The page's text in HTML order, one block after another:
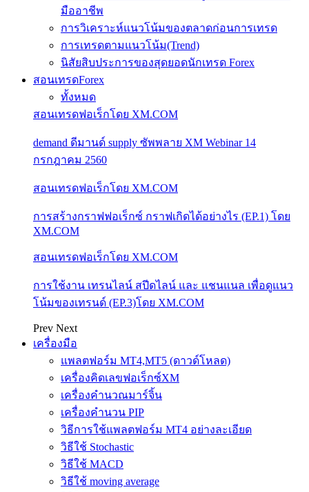
มืออาชีพ
การวิเคราะห์แนวโน้มของตลาดก่อนการเทรด
การเทรดตามแนวโน้ม(Trend)
นิสัยสิบประการของสุดยอดนักเทรด Forex
สอนเทรดForex
ทั้งหมด
สอนเทรดฟอเร็กโดย XM.COM
demand ดีมานด์ supply ซัพพลาย XM Webinar 14
กรกฎาคม 2560
สอนเทรดฟอเร็กโดย XM.COM
การสร้างกราฟฟอเร็กซ์ กราฟเกิดได้อย่างไร (EP.1) โดย
XM.COM
สอนเทรดฟอเร็กโดย XM.COM
การใช้งาน เทรนไลน์ สปีดไลน์ และ แชนแนล เพื่อดูแนว
โน้มของเทรนด์ (EP.3)โดย XM.COM
Prev Next
เครื่องมือ
แพลตฟอร์ม MT4,MT5 (ดาวด์โหลด)
เครื่องคิดเลขฟอเร็กซ์XM
เครื่องคำนวณมาร์จิ้น
เครื่องคำนวน PIP
วิธีการใช้แพลตฟอร์ม MT4 อย่างละเอียด
วิธีใช้ Stochastic
วิธีใช้ MACD
วิธีใช้ moving average